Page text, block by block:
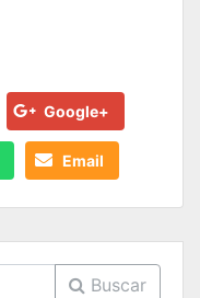
Google+
Email
Buscar